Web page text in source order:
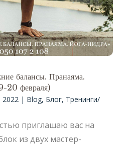
балансы. Пранаяма.
20 февраля)
| Blog, Блог, Тренинги/
приглашаю вас на
из двух мастер-